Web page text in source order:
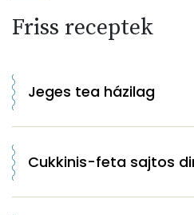
Friss receptek
Jeges tea házilag
Cukkinis-feta sajtos